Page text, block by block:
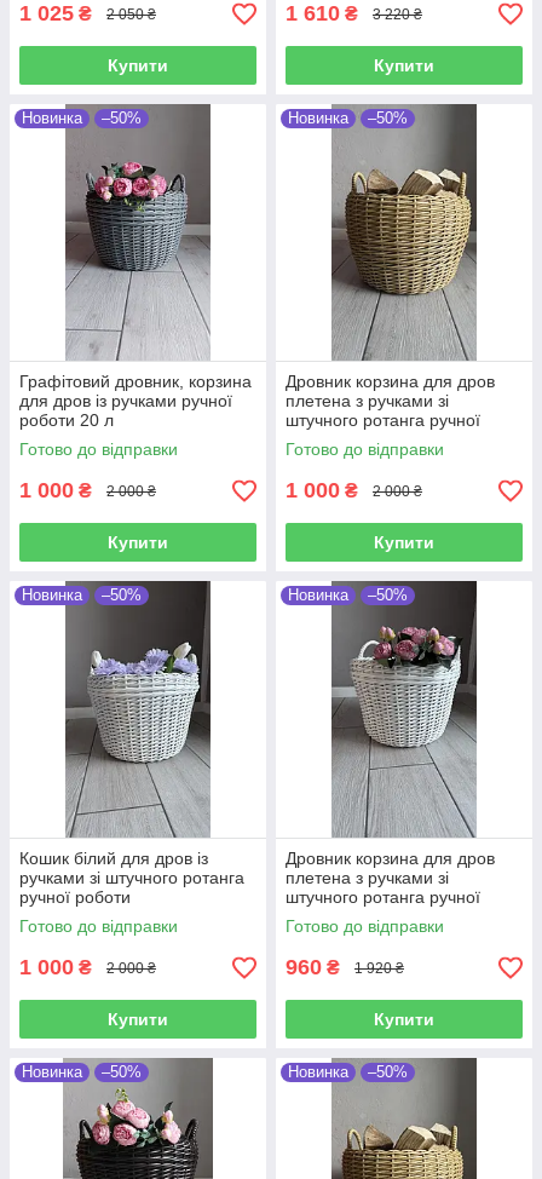
1 025 ₴ 2 050 ₴
Купити
1 610 ₴ 3 220 ₴
Купити
Новинка –50%
Графітовий дровник, корзина
для дров із ручками ручної
роботи 20 л
Готово до відправки
1 000 ₴ 2 000 ₴
Купити
Новинка –50%
Дровник корзина для дров
плетена з ручками зі
штучного ротанга ручної
роботи 20 л
Готово до відправки
1 000 ₴ 2 000 ₴
Купити
Новинка –50%
Кошик білий для дров із
ручками зі штучного ротанга
ручної роботи
Готово до відправки
1 000 ₴ 2 000 ₴
Купити
Новинка –50%
Дровник корзина для дров
плетена з ручками зі
штучного ротанга ручної
роботи 20 л
Готово до відправки
960 ₴ 1 920 ₴
Купити
Новинка –50% Новинка –50%